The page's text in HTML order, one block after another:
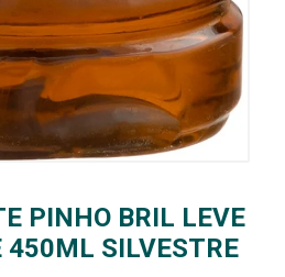
PINHO BRIL LEVE
450ML SILVESTRE